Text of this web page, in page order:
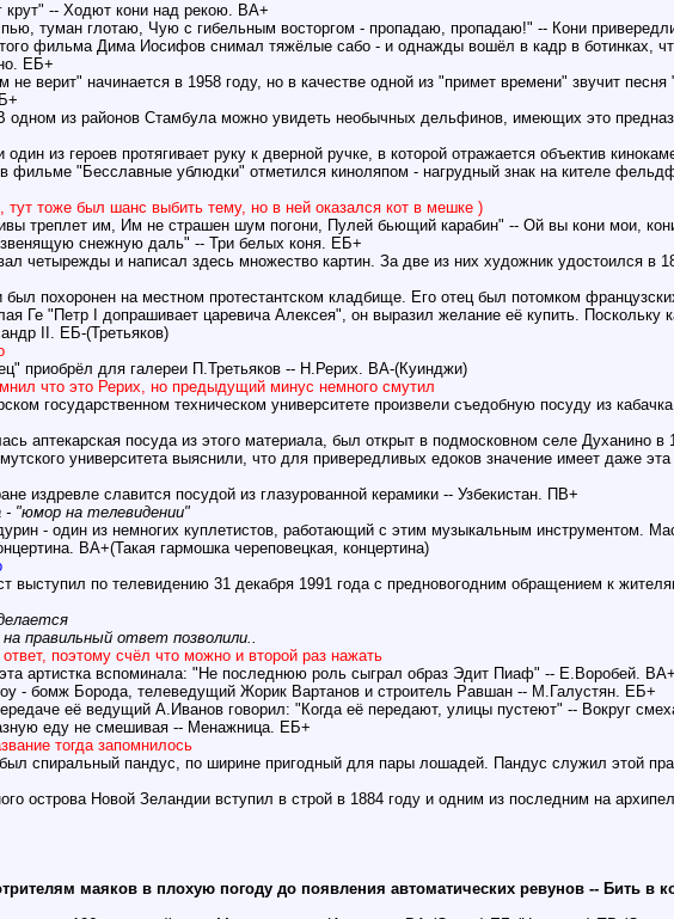
крут" -- Ходют кони над рекою. ВА+
туман глотаю, Чую с гибельным восторгом - пропадаю, пропадаю!" -- Кони
фильма Дима Иосифов снимал тяжёлые сабо - и однажды вошёл в кадр в ботинках,
ЕБ+
верит" начинается в 1958 году, но в качестве одной из "примет времени" звучит
из районов Стамбула можно увидеть необычных дельфинов, имеющих это
из героев протягивает руку к дверной ручке, в которой отражается объектив
фильме "Бесславные ублюдки" отметился киноляпом - нагрудный знак на кителе
тут тоже был шанс выбить тему, но в ней оказался кот в мешке )
треплет им, Им не страшен шум погони, Пулей бьющий карабин" -- Ой вы кони мои,
снежную даль" -- Три белых коня. ЕБ+
четырежды и написал здесь множество картин. За две из них художник удостоился в
похоронен на местном протестантском кладбище. Его отец был потомком
Ге "Петр I допрашивает царевича Алексея", он выразил желание её купить. Поскольку
II. ЕБ-(Третьяков)
приобрёл для галереи П.Третьяков -- Н.Рерих. ВА-(Куинджи)
что это Рерих, но предыдущий минус немного смутил
государственном техническом университете произвели съедобную посуду из
аптекарская посуда из этого материала, был открыт в подмосковном селе Духанино в
университета выяснили, что для привередливых едоков значение имеет даже
издревле славится посудой из глазурованной керамики -- Узбекистан. ПВ+
"юмор на телевидении"
- один из немногих куплетистов, работающий с этим музыкальным инструментом.
ВА+(Такая гармошка череповецкая, концертина)
выступил по телевидению 31 декабря 1991 года с предновогодним обращением к
правильный ответ позволили..
поэтому счёл что можно и второй раз нажать
артистка вспоминала: "Не последнюю роль сыграл образ Эдит Пиаф" -- Е.Воробей. ВА+
- бомж Борода, телеведущий Жорик Вартанов и строитель Равшан -- М.Галустян. ЕБ+
её ведущий А.Иванов говорил: "Когда её передают, улицы пустеют" -- Вокруг
еду не смешивая -- Менажница. ЕБ+
тогда запомнилось
спиральный пандус, по ширине пригодный для пары лошадей. Пандус служил этой
острова Новой Зеландии вступил в строй в 1884 году и одним из последним на
маяков в плохую погоду до появления автоматических ревунов -- Бить в